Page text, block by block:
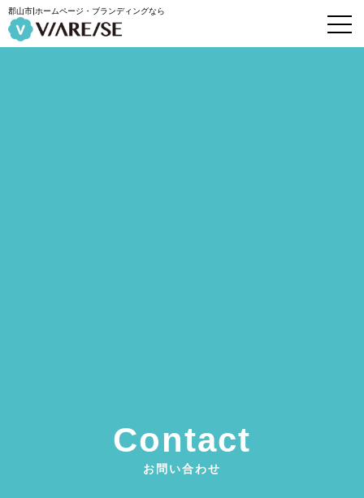
郡山市|ホームページ・ブランディングなら
Contact
お問い合わせ